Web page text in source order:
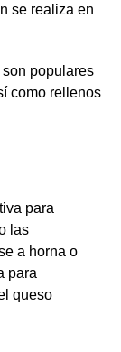
se realiza en
populares
como rellenos
para
las
a horna o
para
queso